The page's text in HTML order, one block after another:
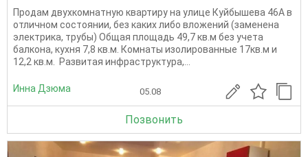
Продам двухкомнатную квартиру на улице Куйбышева 46А в
отличном состоянии, без каких либо вложений (заменена
электрика, трубы) Общая площадь 49,7 кв.м без учета
балкона, кухня 7,8 кв.м. Комнаты изолированные 17кв.м и
12,2 кв.м. Развитая инфраструктура,...
Инна Дзюма 05.08
Позвонить